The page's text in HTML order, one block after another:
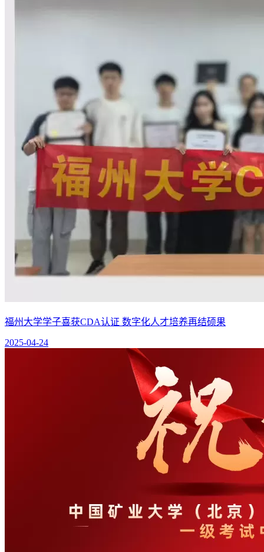
福州大学学子喜获CDA认证 数字化人才培养再结硕果
2025-04-24